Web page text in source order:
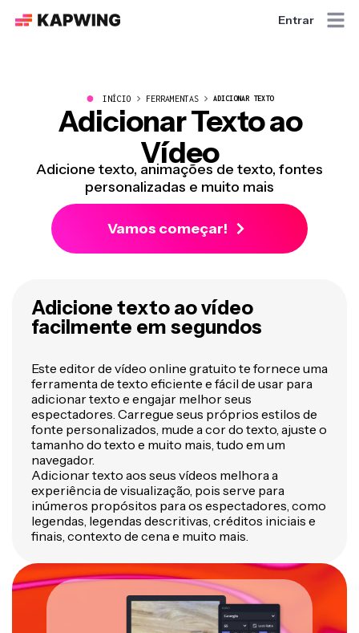
Entrar
● INÍCIO FERRAMENTAS ADICIONAR TEXTO
Adicionar Texto ao
Vídeo
Adicione texto, animações de texto, fontes
personalizadas e muito mais
Vamos começar!
Adicione texto ao vídeo
facilmente em segundos
Este editor de vídeo online gratuito te fornece uma
ferramenta de texto eficiente e fácil de usar para
adicionar texto e engajar melhor seus
espectadores. Carregue seus próprios estilos de
fonte personalizados, mude a cor do texto, ajuste o
tamanho do texto e muito mais, tudo em um
navegador.
Adicionar texto aos seus vídeos melhora a
experiência de visualização, pois serve para
inúmeros propósitos para os espectadores, como
legendas, legendas descritivas, créditos iniciais e
finais, contexto de cena e muito mais.